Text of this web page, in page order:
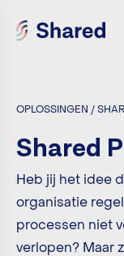
OPLOSSINGEN /
Shared
Heb jij het idee
organisatie
processen niet
verlopen? Maar